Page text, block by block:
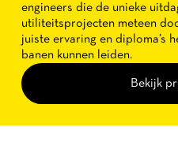
engineers die de unieke
utiliteitsprojecten meteen
juiste ervaring en diploma’s
banen kunnen leiden.
Bekijk